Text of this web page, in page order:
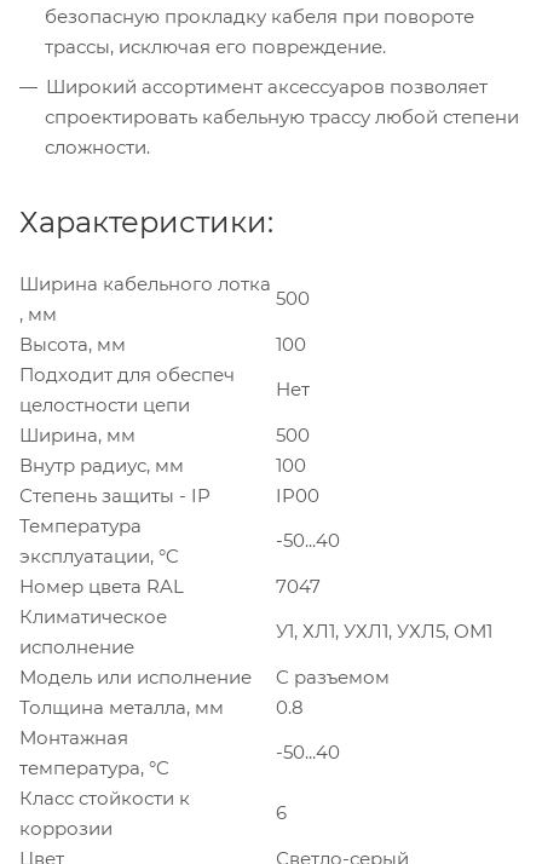
безопасную прокладку кабеля при повороте
трассы, исключая его повреждение.
Широкий ассортимент аксессуаров позволяет
спроектировать кабельную трассу любой степени
сложности.
Характеристики:
Ширина кабельного лотка
, мм
500
Высота, мм
100
Подходит для обеспеч
целостности цепи
Нет
Ширина, мм
500
Внутр радиус, мм
100
Степень защиты - IP
IP00
Температура
эксплуатации, °C
-50...40
Номер цвета RAL
7047
Климатическое
исполнение
У1, ХЛ1, УХЛ1, УХЛ5, ОМ1
Модель или исполнение
C разъемом
Толщина металла, мм
0.8
Монтажная
температура, °C
-50...40
Класс стойкости к
коррозии
6
Цвет
Светло-серый